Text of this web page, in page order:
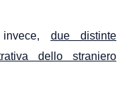
invece, due distinte
dello straniero